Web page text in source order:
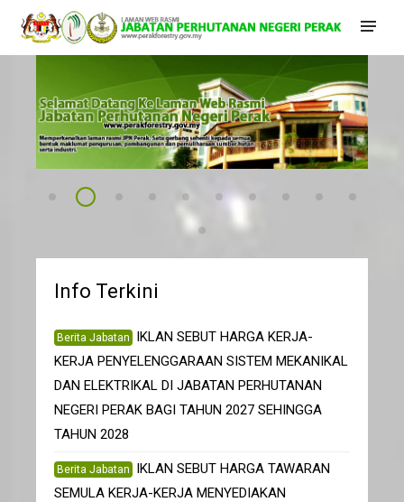
Pelantikan Pengarah Perhutanan Semenanjung Malaysia
Selamat datang ke portal JPNPk
Banner Aduan 09052025
Dasar KualitiBanner MS ISO
sijil MC&Ibanner skop MC&I
bannerISO2021
banner integriti
Info Terkini
Berita Jabatan
IKLAN SEBUT HARGA KERJA-
KERJA PENYELENGGARAAN SISTEM MEKANIKAL
DAN ELEKTRIKAL DI JABATAN PERHUTANAN
NEGERI PERAK BAGI TAHUN 2027 SEHINGGA
TAHUN 2028
Berita Jabatan
IKLAN SEBUT HARGA TAWARAN
SEMULA KERJA-KERJA MENYEDIAKAN